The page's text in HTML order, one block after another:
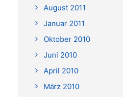
August 2011
Januar 2011
Oktober 2010
Juni 2010
April 2010
März 2010